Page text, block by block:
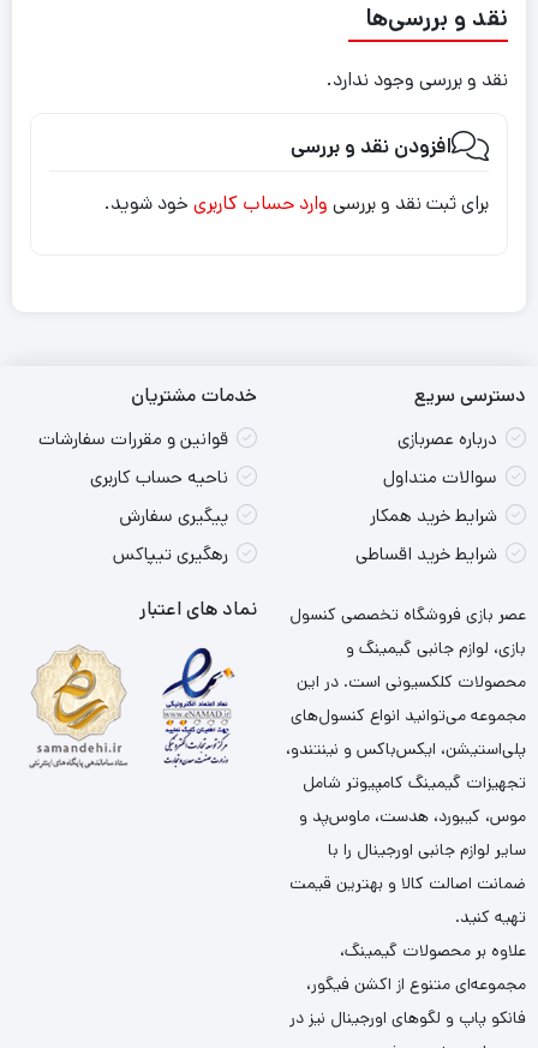
نقد و بررسی‌ها
نقد و بررسی وجود ندارد.
افزودن نقد و بررسی
برای ثبت نقد و بررسی وارد حساب کاربری خود شوید.
دسترسی سریع
درباره عصربازی
سوالات متداول
شرایط خرید همکار
شرایط خرید اقساطی
خدمات مشتریان
قوانین و مقررات سفارشات
ناحیه حساب کاربری
پیگیری سفارش
رهگیری تیپاکس
عصر بازی فروشگاه تخصصی کنسول
بازی، لوازم جانبی گیمینگ و
محصولات کلکسیونی است. در این
مجموعه می‌توانید انواع کنسول‌های
پلی‌استیشن، ایکس‌باکس و نینتندو،
تجهیزات گیمینگ کامپیوتر شامل
موس، کیبورد، هدست، ماوس‌پد و
سایر لوازم جانبی اورجینال را با
ضمانت اصالت کالا و بهترین قیمت
تهیه کنید.
علاوه بر محصولات گیمینگ،
مجموعه‌ای متنوع از اکشن فیگور،
فانکو پاپ و لگوهای اورجینال نیز در
نماد های اعتبار